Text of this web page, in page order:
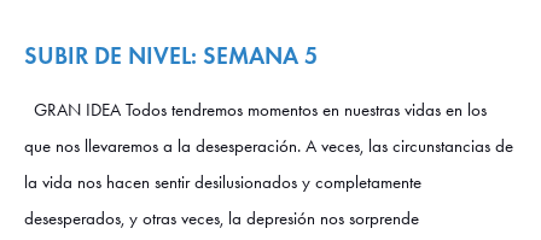
SUBIR DE NIVEL: SEMANA 5
GRAN IDEA Todos tendremos momentos en nuestras vidas en los
que nos llevaremos a la desesperación. A veces, las circunstancias de
la vida nos hacen sentir desilusionados y completamente
desesperados, y otras veces, la depresión nos sorprende